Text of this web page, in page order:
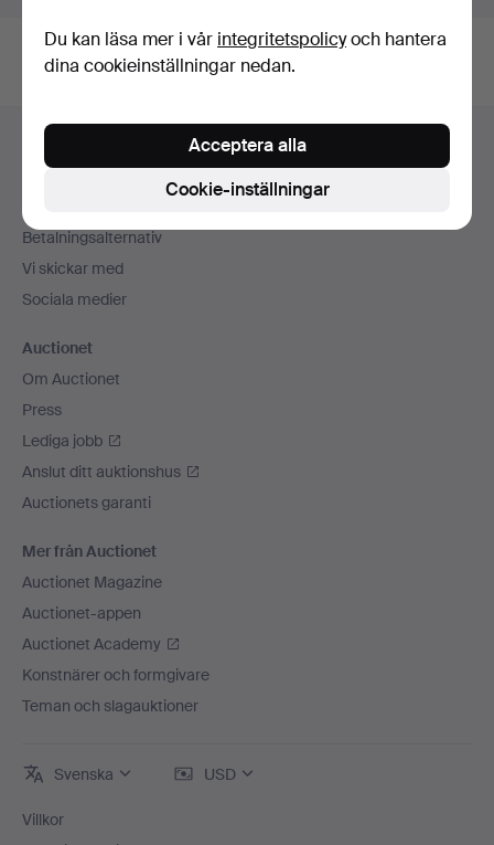
Sidfotsnavigation
Betalningsalternativ
Vi skickar med
Sociala medier
Auctionet
Om Auctionet
Press
Lediga jobb
Anslut ditt auktionshus
Auctionets garanti
Mer från Auctionet
Auctionet Magazine
Auctionet-appen
Auctionet Academy
Konstnärer och formgivare
Teman och slagauktioner
Svenska USD
Villkor
Du kan läsa mer i vår integritetspolicyoch hantera
dina cookieinställningar nedan.
Cookie-inställningar
Acceptera alla